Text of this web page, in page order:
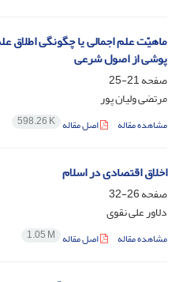
ماهیّت علم اجمالی یا چگونگی اطلاق
پوشی از اصول شرعی
صفحه21-25
مرتضی ولیان پور
مشاهده مقاله اصل مقاله 598.26 K
اخلاق اقتصادی در اسلام
صفحه26-32
دلاور علی نقوی
مشاهده مقاله اصل مقاله 1.05 M